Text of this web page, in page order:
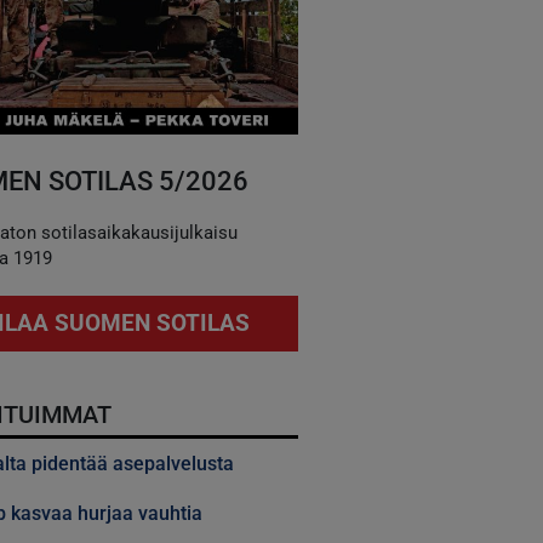
SOTILAS 5/2026
sotilasaikakausijulkaisu
1919
SUOMEN SOTILAS
pidentää asepalvelusta
kasvaa hurjaa vauhtia